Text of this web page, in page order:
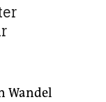
Wandel